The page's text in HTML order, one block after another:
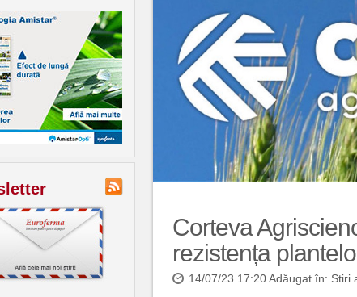
Corteva
rezistența
14/07/23 17:20 Adăugat în: Stiri